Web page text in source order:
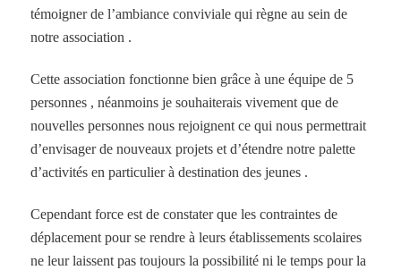
témoigner de l’ambiance conviviale qui règne au sein de
notre association .
Cette association fonctionne bien grâce à une équipe de 5
personnes , néanmoins je souhaiterais vivement que de
nouvelles personnes nous rejoignent ce qui nous permettrait
d’envisager de nouveaux projets et d’étendre notre palette
d’activités en particulier à destination des jeunes .
Cependant force est de constater que les contraintes de
déplacement pour se rendre à leurs établissements scolaires
ne leur laissent pas toujours la possibilité ni le temps pour la